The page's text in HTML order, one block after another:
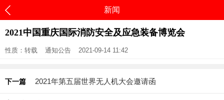
新闻
2021中国重庆国际消防安全及应急装备博览会
性质：转载 通知公告 2021-09-14 11:42
下一篇 2021年第五届世界无人机大会邀请函